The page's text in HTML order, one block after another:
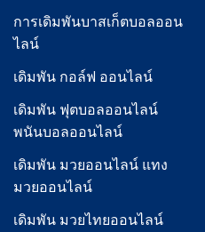
การเดิมพันบาสเก็ตบอลออน
ไลน์
เดิมพัน กอล์ฟ ออนไลน์
เดิมพัน ฟุตบอลออนไลน์
พนันบอลออนไลน์
เดิมพัน มวยออนไลน์ แทง
มวยออนไลน์
เดิมพัน มวยไทยออนไลน์